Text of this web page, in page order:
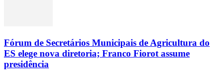
Fórum de Secretários Municipais de Agricultura do
ES elege nova diretoria; Franco Fiorot assume
presidência